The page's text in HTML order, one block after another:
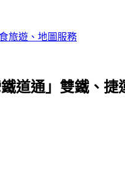
旅遊、地圖服務
道通」雙鐵、捷